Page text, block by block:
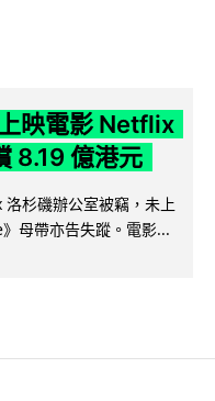
映電影 Netflix
8.19 億港元
洛杉磯辦公室被竊，未上
母帶亦告失蹤。電影...